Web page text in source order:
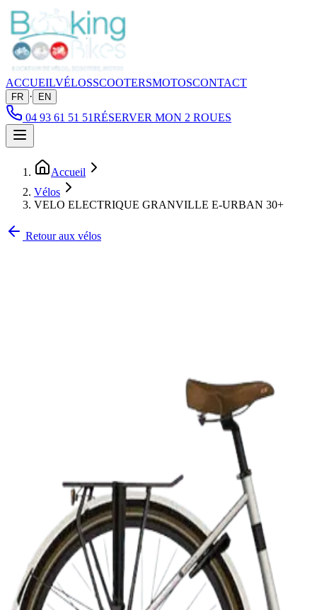
ACCUEILVÉLOSSCOOTERSMOTOSCONTACT
FR · EN
04 93 61 51 51RÉSERVER MON 2 ROUES
Accueil
Vélos
VELO ELECTRIQUE GRANVILLE E-URBAN 30+
Retour aux vélos